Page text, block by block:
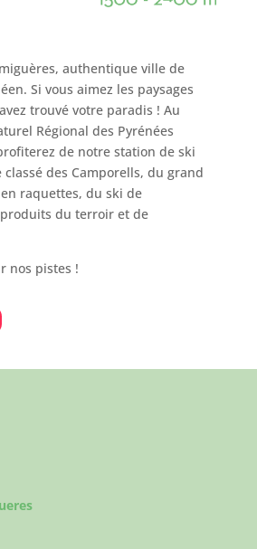
authentique ville de
Si vous aimez les paysages
trouvé votre paradis ! Au
Régional des Pyrénées
de notre station de ski
des Camporells, du grand
raquettes, du ski de
du terroir et de
nos pistes !